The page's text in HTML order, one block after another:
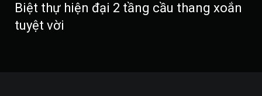
Biệt thự hiện đại 2 tầng cầu thang xoắn
tuyệt vời